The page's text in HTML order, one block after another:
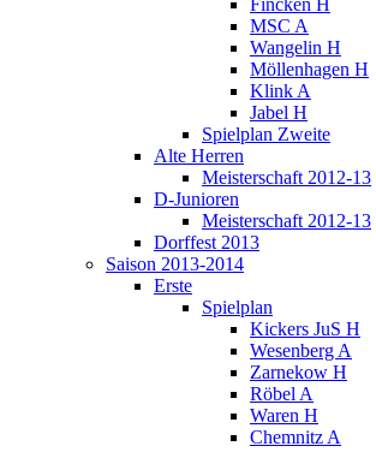
Fincken H
MSC A
Wangelin H
Möllenhagen H
Klink A
Jabel H
Spielplan Zweite
Alte Herren
Meisterschaft 2012-13
D-Junioren
Meisterschaft 2012-13
Dorffest 2013
Saison 2013-2014
Erste
Spielplan
Kickers JuS H
Wesenberg A
Zarnekow H
Röbel A
Waren H
Chemnitz A